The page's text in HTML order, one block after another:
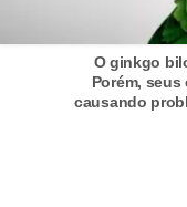
O ginkgo
Porém,
causando